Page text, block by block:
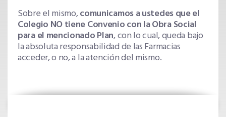
Sobre el mismo,comunicamos a ustedes que el
Colegio NO tiene Convenio con la Obra Social
para el mencionado Plan, con lo cual, queda bajo
la absoluta responsabilidad de las Farmacias
acceder, o no, a la atención del mismo.